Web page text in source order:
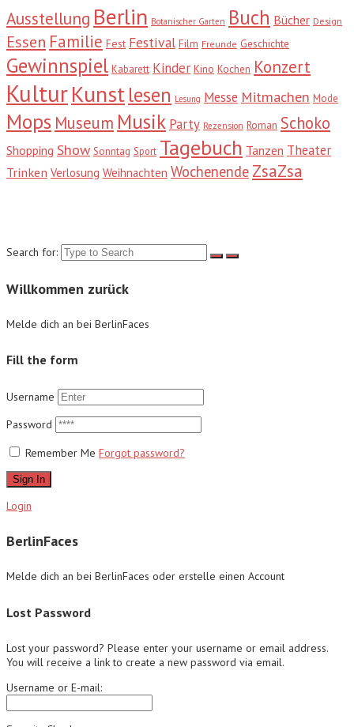
Ausstellung Berlin Botanischer Garten Buch Bücher Design
Essen Familie Fest Festival Film Freunde Geschichte
Gewinnspiel Kabarett Kinder Kino Kochen Konzert
KulturKunstlesen Lesung Messe Mitmachen Mode
Mops Museum Musik Party Rezension Roman Schoko
Shopping Show Sonntag Sport Tagebuch Tanzen Theater
Trinken Verlosung Weihnachten Wochenende ZsaZsa
Search for:
Willkommen zurück
Melde dich an bei BerlinFaces
Fill the form
Username
Password
Remember Me Forgot password?
Sign In
Login
BerlinFaces
Melde dich an bei BerlinFaces oder erstelle einen Account
Lost Password
Lost your password? Please enter your username or email address.
You will receive a link to create a new password via email.
Username or E-mail: